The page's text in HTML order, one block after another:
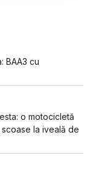
BAA3 cu
o motocicletă
la iveală de